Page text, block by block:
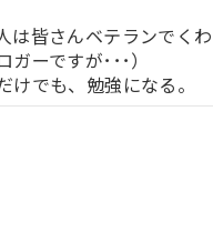
は皆さんベテランでくわ
ガーですが･･･）
けでも、勉強になる。